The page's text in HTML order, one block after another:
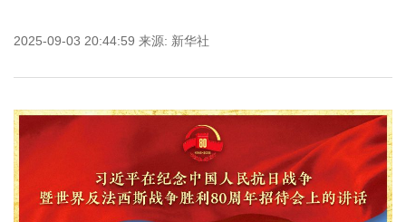
2025-09-03 20:44:59 来源: 新华社